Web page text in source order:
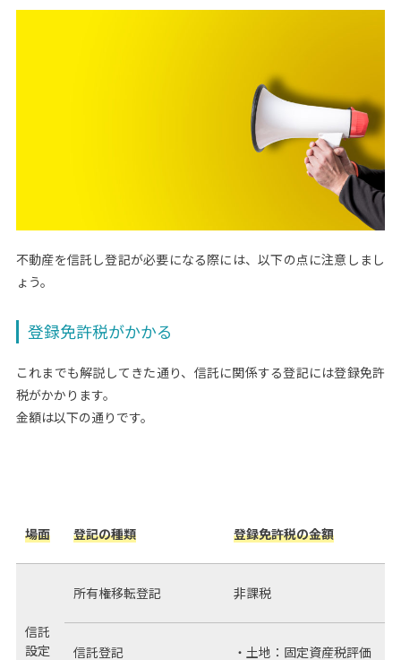
不動産を信託し登記が必要になる際には、以下の点に注意しまし
ょう。
登録免許税がかかる
これまでも解説してきた通り、信託に関係する登記には登録免許
税がかかります。
金額は以下の通りです。
場面 登記の種類 登録免許税の金額
信託
設定
所有権移転登記 非課税
信託登記 ・土地：固定資産税評価